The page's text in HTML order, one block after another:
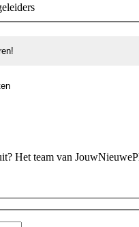
Het team van